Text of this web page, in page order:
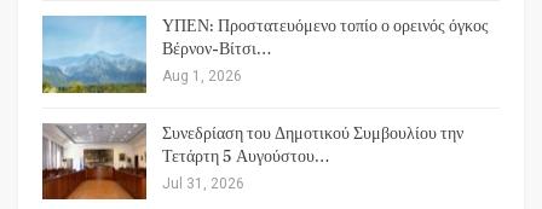
ΥΠΕΝ: Προστατευόμενο τοπίο ο ορεινός όγκος
Βέρνον-Βίτσι…
Aug 1, 2026
Συνεδρίαση του Δημοτικού Συμβουλίου την
Τετάρτη 5 Αυγούστου…
Jul 31, 2026